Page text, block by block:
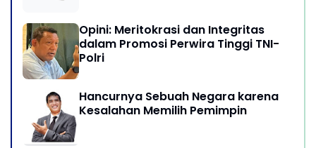
Opini: Meritokrasi dan Integritas
dalam Promosi Perwira Tinggi TNI-
Polri
Hancurnya Sebuah Negara karena
Kesalahan Memilih Pemimpin